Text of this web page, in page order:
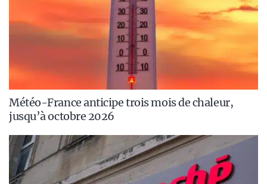
Météo-France anticipe trois mois de chaleur,
jusqu’à octobre 2026